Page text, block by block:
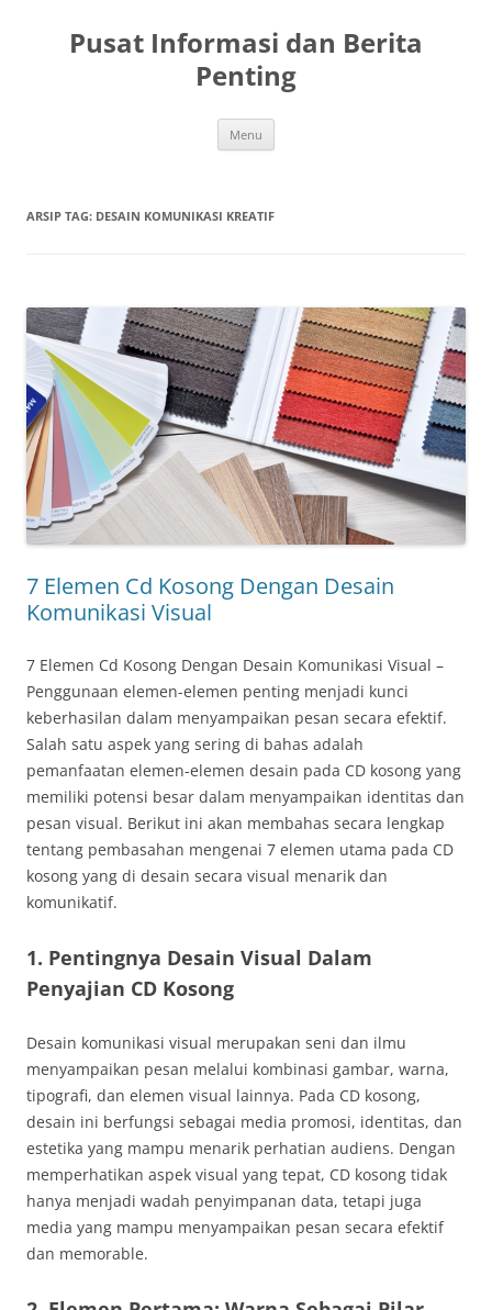
Pusat Informasi dan Berita
Penting
Menu
ARSIP TAG: DESAIN KOMUNIKASI KREATIF
7 Elemen Cd Kosong Dengan Desain
Komunikasi Visual
7 Elemen Cd Kosong Dengan Desain Komunikasi Visual –
Penggunaan elemen-elemen penting menjadi kunci
keberhasilan dalam menyampaikan pesan secara efektif.
Salah satu aspek yang sering di bahas adalah
pemanfaatan elemen-elemen desain pada CD kosong yang
memiliki potensi besar dalam menyampaikan identitas dan
pesan visual. Berikut ini akan membahas secara lengkap
tentang pembasahan mengenai 7 elemen utama pada CD
kosong yang di desain secara visual menarik dan
komunikatif.
1. Pentingnya Desain Visual Dalam
Penyajian CD Kosong
Desain komunikasi visual merupakan seni dan ilmu
menyampaikan pesan melalui kombinasi gambar, warna,
tipografi, dan elemen visual lainnya. Pada CD kosong,
desain ini berfungsi sebagai media promosi, identitas, dan
estetika yang mampu menarik perhatian audiens. Dengan
memperhatikan aspek visual yang tepat, CD kosong tidak
hanya menjadi wadah penyimpanan data, tetapi juga
media yang mampu menyampaikan pesan secara efektif
dan memorable.